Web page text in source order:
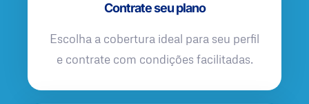
Contrate seu plano
Escolha a cobertura ideal para seu perfil
e contrate com condições facilitadas.